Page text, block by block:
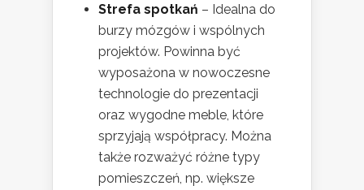
Strefa spotkań – Idealna do
burzy mózgów i wspólnych
projektów. Powinna być
wyposażona w nowoczesne
technologie do prezentacji
oraz wygodne meble, które
sprzyjają współpracy. Można
także rozważyć różne typy
pomieszczeń, np. większe